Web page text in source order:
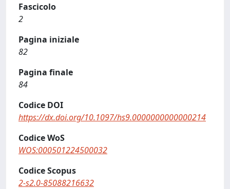
Fascicolo
2
Pagina iniziale
82
Pagina finale
84
Codice DOI
https://dx.doi.org/10.1097/hs9.0000000000000214
Codice WoS
WOS:000501224500032
Codice Scopus
2-s2.0-85088216632